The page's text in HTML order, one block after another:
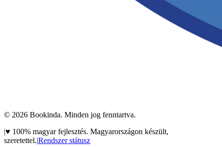
© 2026 Bookinda. Minden jog fenntartva.
|♥ 100% magyar fejlesztés. Magyarországon készült,
szeretettel.|Rendszer státusz